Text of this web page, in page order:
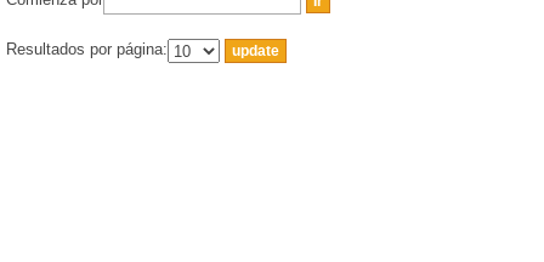
Resultados por página: